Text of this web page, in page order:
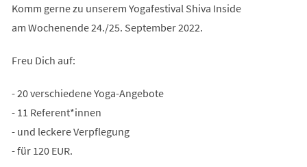
Komm gerne zu unserem Yogafestival Shiva Inside
am Wochenende 24./25. September 2022.
Freu Dich auf:
- 20 verschiedene Yoga-Angebote
- 11 Referent*innen
- und leckere Verpflegung
- für 120 EUR.